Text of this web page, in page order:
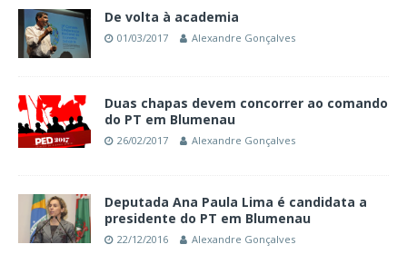
De volta à academia
01/03/2017 Alexandre Gonçalves
Duas chapas devem concorrer ao comando
do PT em Blumenau
26/02/2017 Alexandre Gonçalves
Deputada Ana Paula Lima é candidata a
presidente do PT em Blumenau
22/12/2016 Alexandre Gonçalves